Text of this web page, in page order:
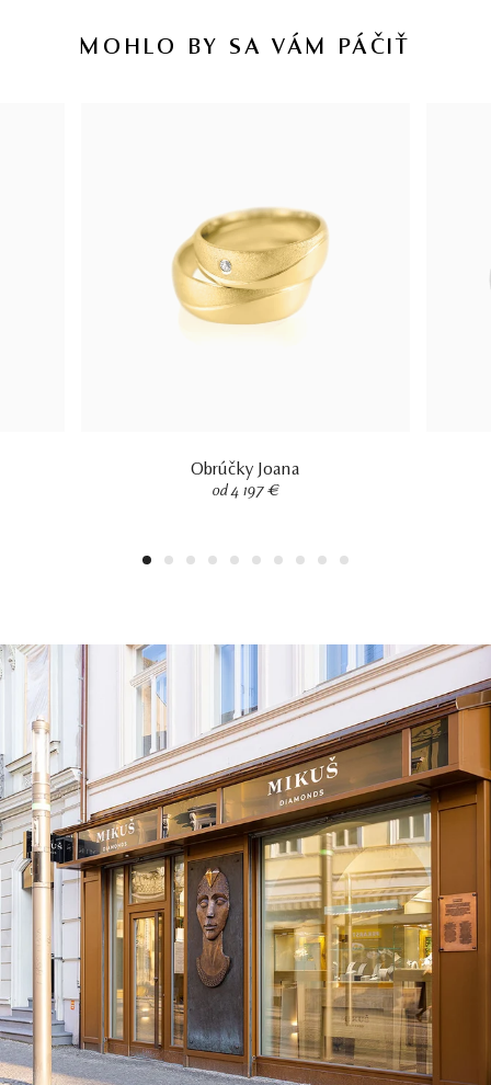
MOHLO BY SA VÁM PÁČIŤ
Obrúčky Joana
od 4 197 €
1 2 3 4 5 6 7 8 9 10